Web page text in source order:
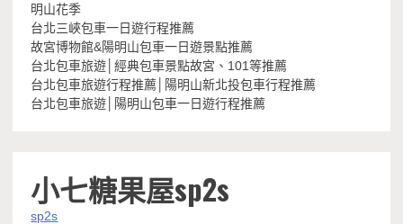
明山花季
台北三峽包車一日遊行程推薦
故宮博物館&陽明山包車一日遊景點推薦
台北包車旅遊│經典包車景點故宮、101等推薦
台北包車旅遊行程推薦│陽明山新北投包車行程推薦
台北包車旅遊│陽明山包車一日遊行程推薦
小七糖果屋sp2s
sp2s